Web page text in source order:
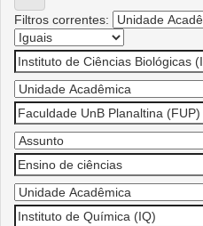
Filtros correntes: